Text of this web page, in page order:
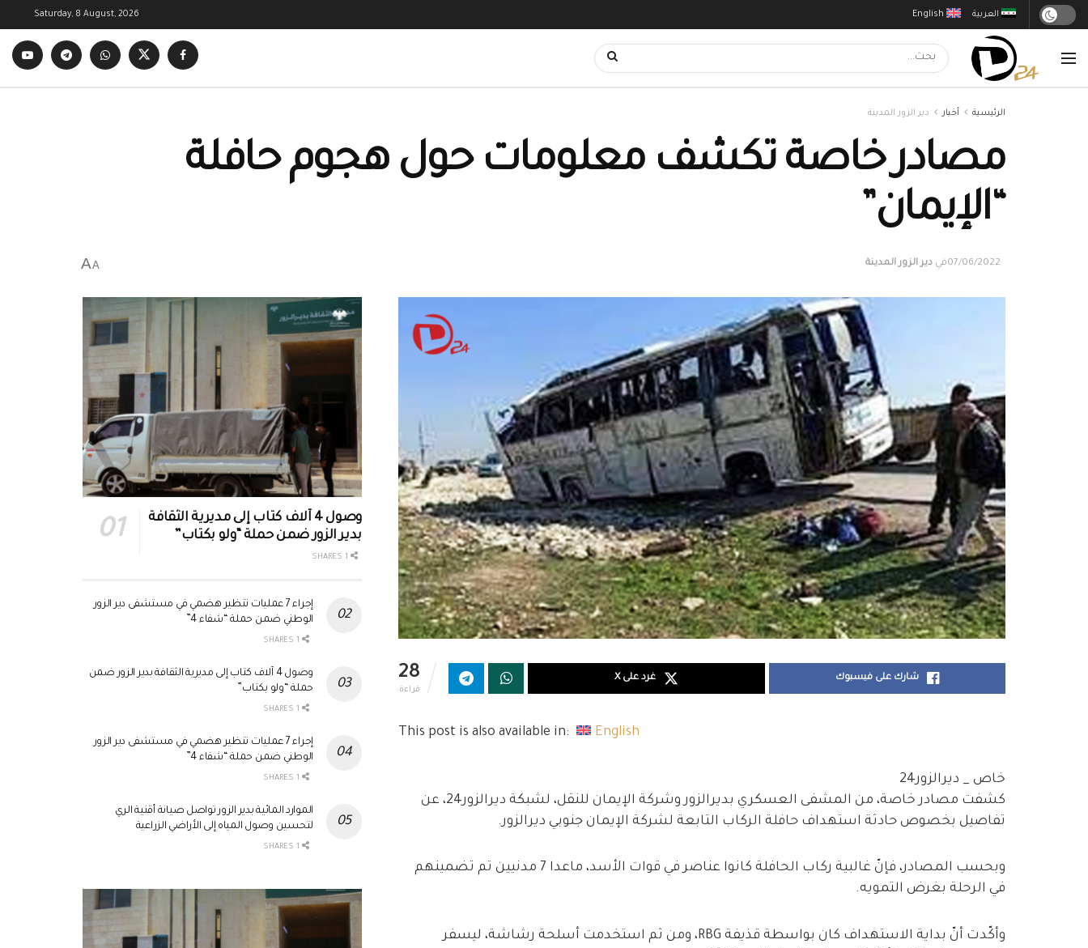
English العربية Saturday, 8 August, 2026
الرئيسية أخبار دير الزور المدينة
مصادر خاصة تكشف معلومات حول هجوم حافلة
“الإيمان”
07/06/2022في دير الزور المدينة A
A
28
قراءة
شارك على فيسبوك غرد على X
This post is also available in: English
خاص _ ديرالزور24
كشفت مصادر خاصة، من المشفى العسكري بديرالزور وشركة الإيمان للنقل، لشبكة ديرالزور24، عن
تفاصيل بخصوص حادثة استهداف حافلة الركاب التابعة لشركة الإيمان جنوبي ديرالزور.
وبحسب المصادر، فإنّ غالبية ركاب الحافلة كانوا عناصر في قوات الأسد، ماعدا 7 مدنيين تم تضمينهم
في الرحلة بغرض التمويه.
وأكّدت أنّ بداية الاستهداف كان بواسطة قذيفة RBG، ومن ثم استخدمت أسلحة رشاشة، ليسفر
وصول 4 آلاف كتاب إلى مديرية الثقافة
بدير الزور ضمن حملة “ولو بكتاب”
إجراء 7 عمليات تنظير هضمي في مستشفى دير الزور
الوطني ضمن حملة “شفاء 4”
وصول 4 آلاف كتاب إلى مديرية الثقافة بدير الزور ضمن
حملة “ولو بكتاب”
إجراء 7 عمليات تنظير هضمي في مستشفى دير الزور
الوطني ضمن حملة “شفاء 4”
الموارد المائية بدير الزور تواصل صيانة أقنية الري
لتحسين وصول المياه إلى الأراضي الزراعية